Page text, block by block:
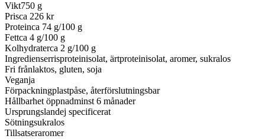
Vikt750 g
Prisca 226 kr
Proteinca 74 g/100 g
Fettca 4 g/100 g
Kolhydraterca 2 g/100 g
Ingredienserrisproteinisolat, ärtproteinisolat, aromer, sukralos
Fri frånlaktos, gluten, soja
Veganja
Förpackningplastpåse, återförslutningsbar
Hållbarhet öppnadminst 6 månader
Ursprungslandej specificerat
Sötningsukralos
Tillsatseraromer